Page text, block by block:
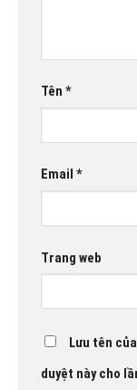
Tên *
Email *
Trang web
Lưu tên
duyệt này cho